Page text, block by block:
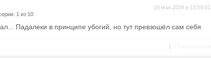
1 из 10
18 мая 2024 в 13:59:01
Падалеки в принципе убогий, но тут превзошёл сам себя
|